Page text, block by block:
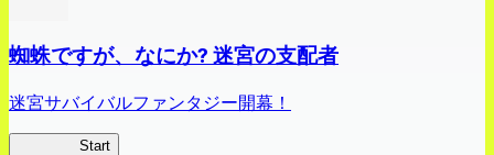
蜘蛛ですが、なにか? 迷宮の支配者
迷宮サバイバルファンタジー開幕！
Start